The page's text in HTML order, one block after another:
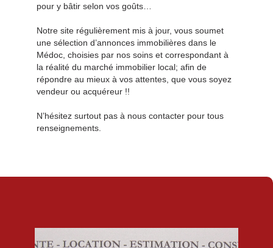
pour y bâtir selon vos goûts…
Notre site régulièrement mis à jour, vous soumet
une sélection d’annonces immobilières dans le
Médoc, choisies par nos soins et correspondant à
la réalité du marché immobilier local; afin de
répondre au mieux à vos attentes, que vous soyez
vendeur ou acquéreur !!
N’hésitez surtout pas à nous contacter pour tous
renseignements.